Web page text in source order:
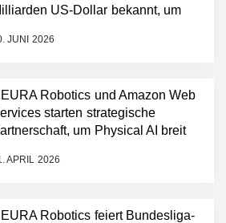
US-Dollar bekannt, um
AI-Plattform zu
JUNI 2026
Robotics und Amazon Web
starten strategische
um Physical AI breit
APRIL 2026
Robotics feiert Bundesliga-
NEURA Robotics gibt
Rekordfinanzierung von
Dollar bekannt, um den
Plattform zu beschleunigen